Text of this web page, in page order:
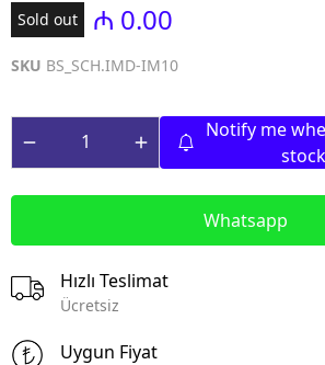
Sold out ₼ 0.00
SKU BS_SCH.IMD-IM10
Notify me
stock
Whatsapp
Hızlı Teslimat
Ücretsiz
Uygun Fiyat